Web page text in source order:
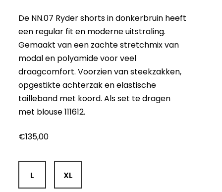
De NN.07 Ryder shorts in donkerbruin heeft
een regular fit en moderne uitstraling.
Gemaakt van een zachte stretchmix van
modal en polyamide voor veel
draagcomfort. Voorzien van steekzakken,
opgestikte achterzak en elastische
tailleband met koord. Als set te dragen
met blouse 111612.
€135,00
L XL